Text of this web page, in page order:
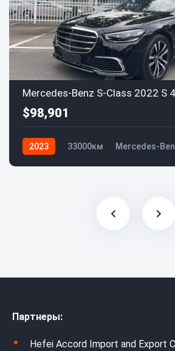
Mercedes-Benz S-Class 2022 S
$98,901
2023 33000км Mercedes-
Партнеры:
Hefei Accord Import and Export